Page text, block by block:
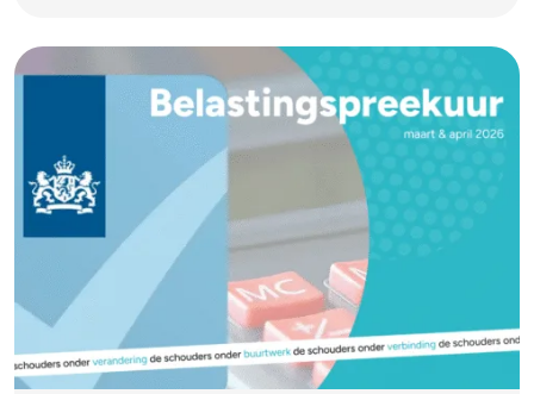
onthuld door wethouder Hannie Rohaan. Met dit
certificaat laat het DigiTaalhuis zien dat de kwaliteit
goed op orde is en dat je kunt rekenen op goede